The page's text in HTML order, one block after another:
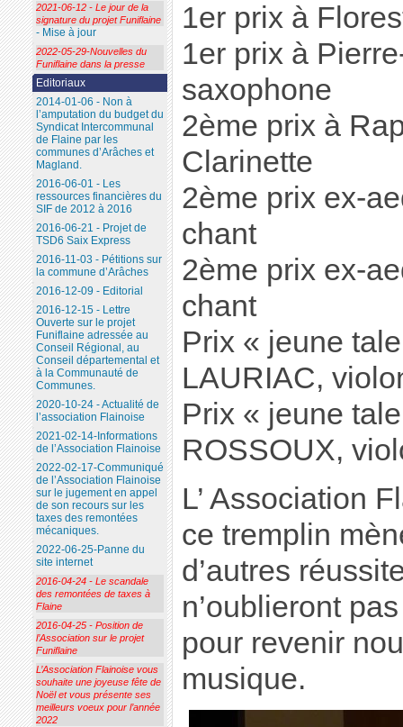
1er prix à
1er prix à
saxophone
2ème prix à
Clarinette
2ème prix ex-
chant
2ème prix ex-
chant
Prix « jeune
LAURIAC,
Prix « jeune
ROSSOUX,
L’ Association
ce tremplin
d’autres
n’oublieront
pour revenir
musique.
2021-06-12 - Le jour de la
signature du projet Funiflaine
- Mise à jour
2022-05-29-Nouvelles du
Funiflaine dans la presse
Editoriaux
2014-01-06 - Non à
l’amputation du budget du
Syndicat Intercommunal
de Flaine par les
communes d’Arâches et
Magland.
2016-06-01 - Les
ressources financières du
SIF de 2012 à 2016
2016-06-21 - Projet de
TSD6 Saix Express
2016-11-03 - Pétitions sur
la commune d’Arâches
2016-12-09 - Editorial
2016-12-15 - Lettre
Ouverte sur le projet
Funiflaine adressée au
Conseil Régional, au
Conseil départemental et
à la Communauté de
Communes.
2020-10-24 - Actualité de
l’association Flainoise
2021-02-14-Informations
de l’Association Flainoise
2022-02-17-Communiqué
de l’Association Flainoise
sur le jugement en appel
de son recours sur les
taxes des remontées
mécaniques.
2022-06-25-Panne du
site internet
2016-04-24 - Le scandale
des remontées de taxes à
Flaine
2016-04-25 - Position de
l’Association sur le projet
Funiflaine
L’Association Flainoise vous
souhaite une joyeuse fête de
Noël et vous présente ses
meilleurs voeux pour l’année
2022